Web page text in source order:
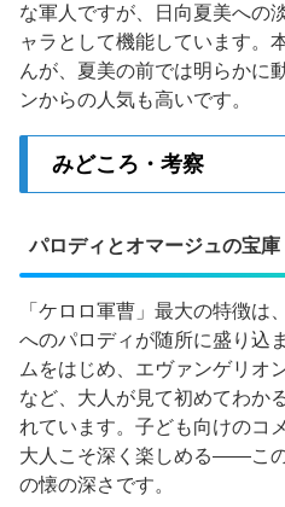
な軍人ですが、日向夏美への
ャラとして機能しています。
んが、夏美の前では明らかに
ンからの人気も高いです。
みどころ・考察
パロディとオマージュの宝庫
「ケロロ軍曹」最大の特徴は
へのパロディが随所に盛り込
ムをはじめ、エヴァンゲリオ
など、大人が見て初めてわか
れています。子ども向けのコ
大人こそ深く楽しめる——こ
の懐の深さです。